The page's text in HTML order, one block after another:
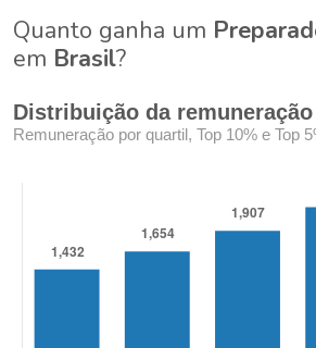
Quanto ganha um
em Brasil?
Distribuição da remuneração
Remuneração por quartil, Top 10% e Top